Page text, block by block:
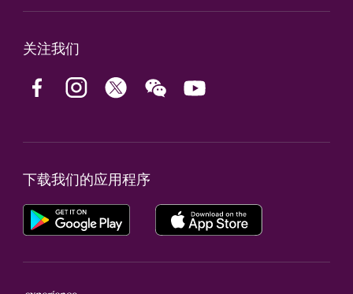
关注我们
下载我们的应用程序